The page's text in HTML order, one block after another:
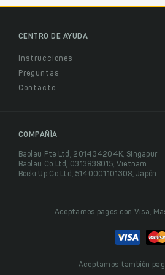
CENTRO DE AYUDA
Instrucciones
Preguntas
Contacto
COMPAÑÍA
Baolau Pte Ltd, 201434204K, Singapur
Baolau Co Ltd, 0313838015, Vietnam
Boeki Up Co Ltd, 5140001101308, Japón
Aceptamos pagos con Visa,
Aceptamos también